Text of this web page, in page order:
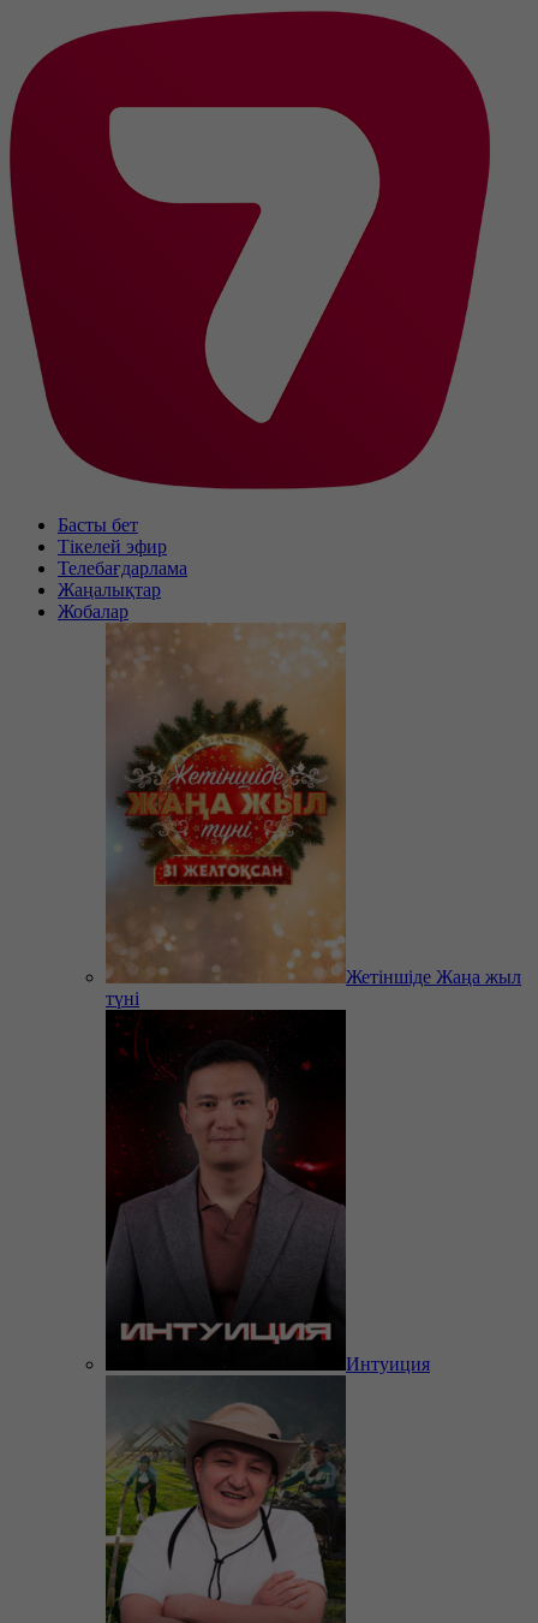
Басты бет
Тікелей эфир
Телебағдарлама
Жаңалықтар
Жобалар
Жетіншіде Жаңа жыл
түні
Интуиция